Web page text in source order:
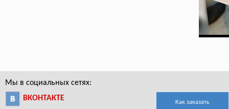
Мы в социальных сетях:
ВКОНТАКТЕ
Как заказать